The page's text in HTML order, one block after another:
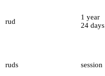
rud
1 year
24 days
ruds session